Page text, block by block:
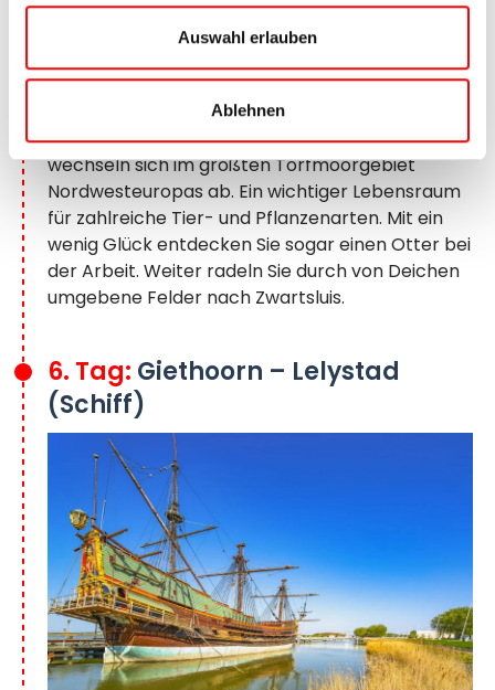
Auswahl erlauben
Ablehnen
Am Morgen radeln Sie zur kleinen Stadt Blokzijl,
hier beginnt der Nationalpark Weerribben-
Wieden. Seen, Wiesen und Sumpfwälder
wechseln sich im größten Torfmoorgebiet
Nordwesteuropas ab. Ein wichtiger Lebensraum
für zahlreiche Tier- und Pflanzenarten. Mit ein
wenig Glück entdecken Sie sogar einen Otter bei
der Arbeit. Weiter radeln Sie durch von Deichen
umgebene Felder nach Zwartsluis.
6. Tag: Giethoorn – Lelystad
(Schiff)